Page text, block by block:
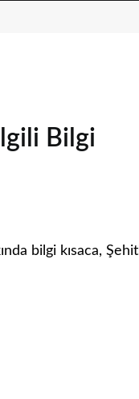
Bilgi
bilgi kısaca,